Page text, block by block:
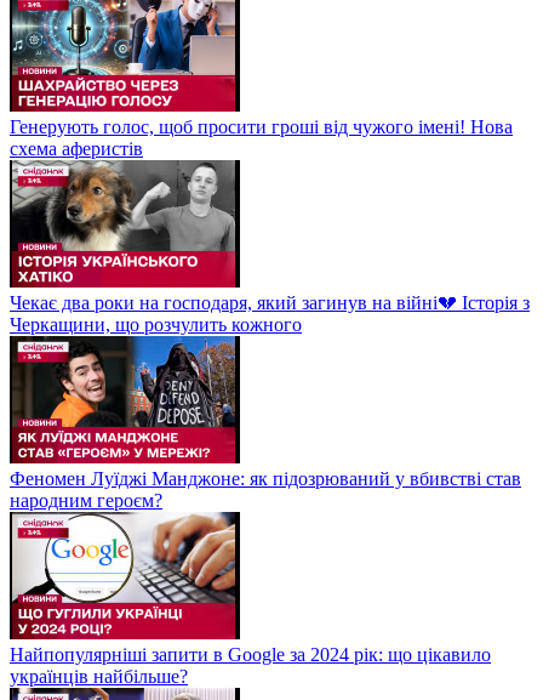
Генерують голос, щоб просити гроші від чужого імені! Нова
схема аферистів
Чекає два роки на господаря, який загинув на війні💔 Історія з
Черкащини, що розчулить кожного
Феномен Луїджі Манджоне: як підозрюваний у вбивстві став
народним героєм?
Найпопулярніші запити в Google за 2024 рік: що цікавило
українців найбільше?